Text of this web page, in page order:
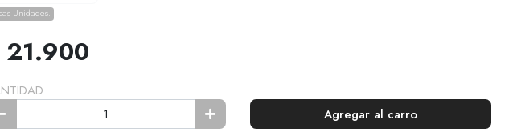
Unidades.
21.900
Agregar al carro